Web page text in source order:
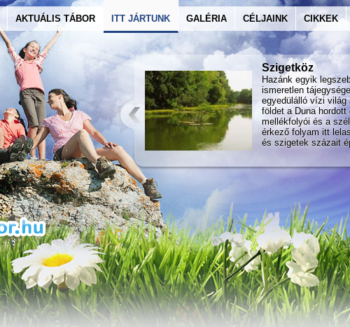
AKTUÁLIS TÁBOR ITT JÁRTUNK GALÉRIA CÉLJAINK CIKKEK
Szigetköz
Hazánk egyik
ismeretlen
egyedülálló vízi világ
földet a Duna
mellékfolyói és a
érkező folyam itt
és szigetek százait